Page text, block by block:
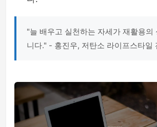
"늘 배우고 실천하는 자세가 재활용의
니다." - 홍진우, 저탄소 라이프스타일